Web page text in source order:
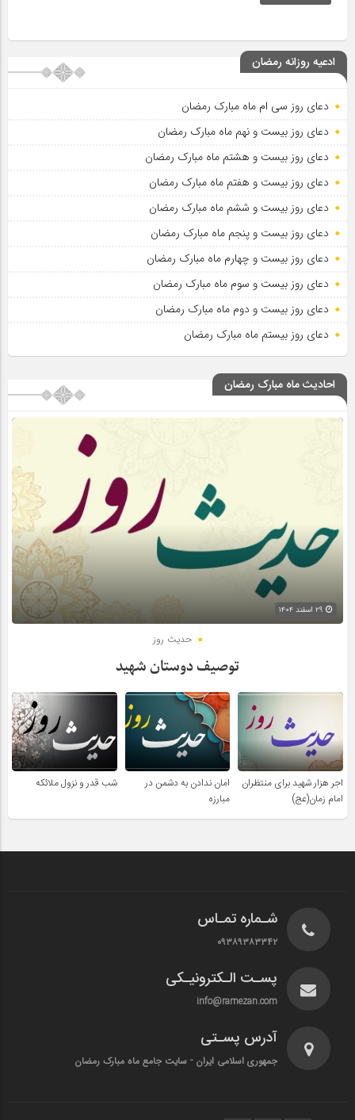
ادعیه روزانه رمضان
دعای روز سی ام ماه مبارک رمضان
دعای روز بیست و نهم ماه مبارک رمضان
دعای روز بیست و هشتم ماه مبارک رمضان
دعای روز بیست و هفتم ماه مبارک رمضان
دعای روز بیست و ششم ماه مبارک رمضان
دعای روز بیست و پنجم ماه مبارک رمضان
دعای روز بیست و چهارم ماه مبارک رمضان
دعای روز بیست و سوم ماه مبارک رمضان
دعای روز بیست و دوم ماه مبارک رمضان
دعای روز بیستم ماه مبارک رمضان
احادیث ماه مبارک رمضان
حدیث روز
توصیف دوستان شهید
اجر هزار شهید برای منتظران
امام زمان(عج)
امان ندادن به دشمن در
مبارزه
شب قدر و نزول ملائکه
شـماره تمـاس
۰۹۳۸۹۳۸۳۳۴۲
پسـت الـکترونیـکی
info@ramezan.com
آدرس پسـتی
جمهوری اسلامی ایران - سایت جامع ماه مبارک رمضان